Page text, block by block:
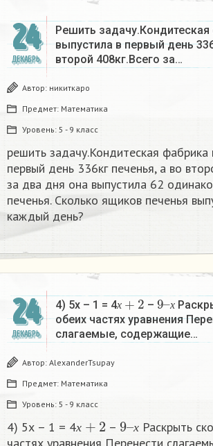
24
ДЕКАБРЬ
Решить задачу.Кондитеская
выпустила в первый день
второй 408кг.Всего за…
Автор: никиткаро
Предмет: Математика
Уровень: 5 - 9 класс
решить задачу.Кондитеская фабрика
первый день 336кг печенья, а во
за два дня она выпустила 62
печенья. Сколько ящиков печенья
каждый день?
24
ДЕКАБРЬ
4) 5х – 1 = 4х
х+2
– х
9–
х
обеих частях уравнения
слагаемые, содержащие…
Автор: AlexanderTsupay
Предмет: Математика
Уровень: 5 - 9 класс
4) 5х – 1 = 4х – х
9х
Раскрыть
частях уравнения Перенести